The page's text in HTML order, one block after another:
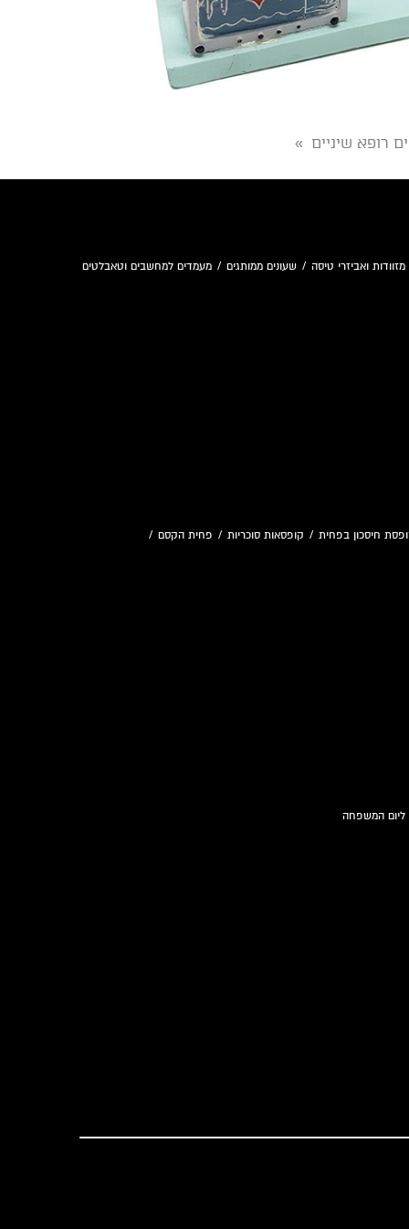
רופא שיניים »
מזוודות ואביזרי טיסה / שעונים ממותגים / מעמדים למחשבים וטאבלטים
חיסכון בפחית / קופסאות סוכריות / פחית הקסם /
ליום המשפחה